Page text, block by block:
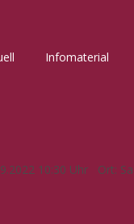
Infomaterial
10:30 Uhr Ort: